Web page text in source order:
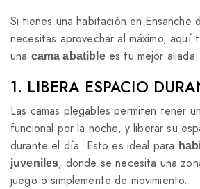
Si tienes una habitación en Ensanche
necesitas aprovechar al máximo, aquí
una cama abatiblees tu mejor aliada.
1. LIBERA ESPACIO
Las camas plegables permiten tener
funcional por la noche, y liberar su
durante el día. Esto es ideal para
juveniles, donde se necesita una
juego o simplemente de movimiento.